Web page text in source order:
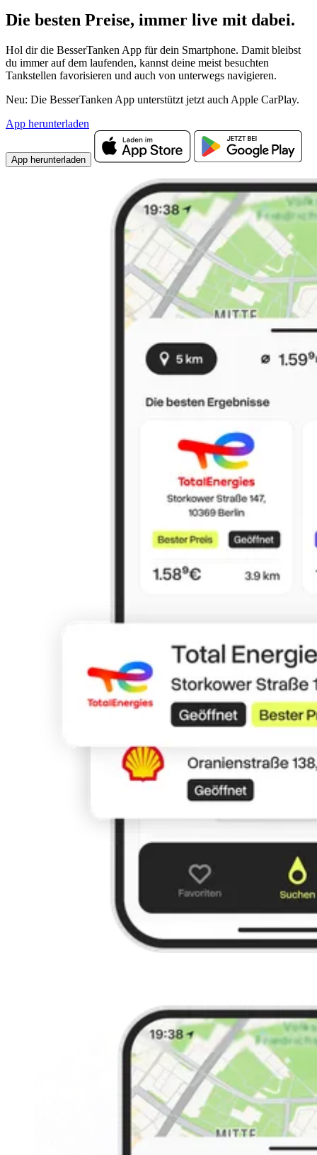
Die besten Preise, immer live mit dabei.
Hol dir die BesserTanken App für dein Smartphone. Damit bleibst
du immer auf dem laufenden, kannst deine meist besuchten
Tankstellen favorisieren und auch von unterwegs navigieren.
Neu: Die BesserTanken App unterstützt jetzt auch Apple CarPlay.
App herunterladen
App herunterladen